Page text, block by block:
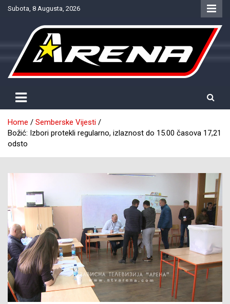
SkipSubota, 8 Augusta, 2026
NTV Arena
Home
Semberske Vijesti
Božić: Izbori protekli regularno, izlaznost do 15.00 časova 17,21
odsto